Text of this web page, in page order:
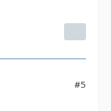
#5